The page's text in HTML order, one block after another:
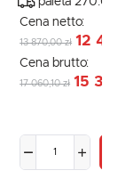
Cena netto:
13 870,00 zł 12
Cena brutto:
17 060,10 zł 15